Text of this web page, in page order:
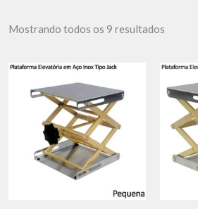
Mostrando todos os 9 resultados